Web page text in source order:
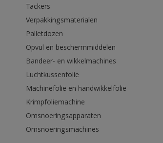
Tackers
Verpakkingsmaterialen
Palletdozen
Opvul en beschermmiddelen
Bandeer- en wikkelmachines
Luchtkussenfolie
Machinefolie en handwikkelfolie
Krimpfoliemachine
Omsnoeringsapparaten
Omsnoeringsmachines